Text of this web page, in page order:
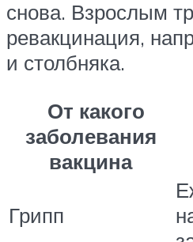
снова. Взрослым
ревакцинация,
и столбняка.
От какого
заболевания
вакцина
Грипп